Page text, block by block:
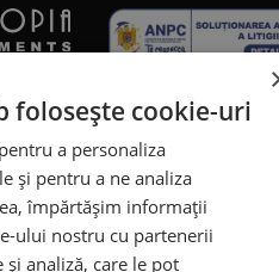
folosește cookie-uri
a personaliza
și pentru a ne analiza
împărtășim informații
ului nostru cu partenerii
analiză, care le pot